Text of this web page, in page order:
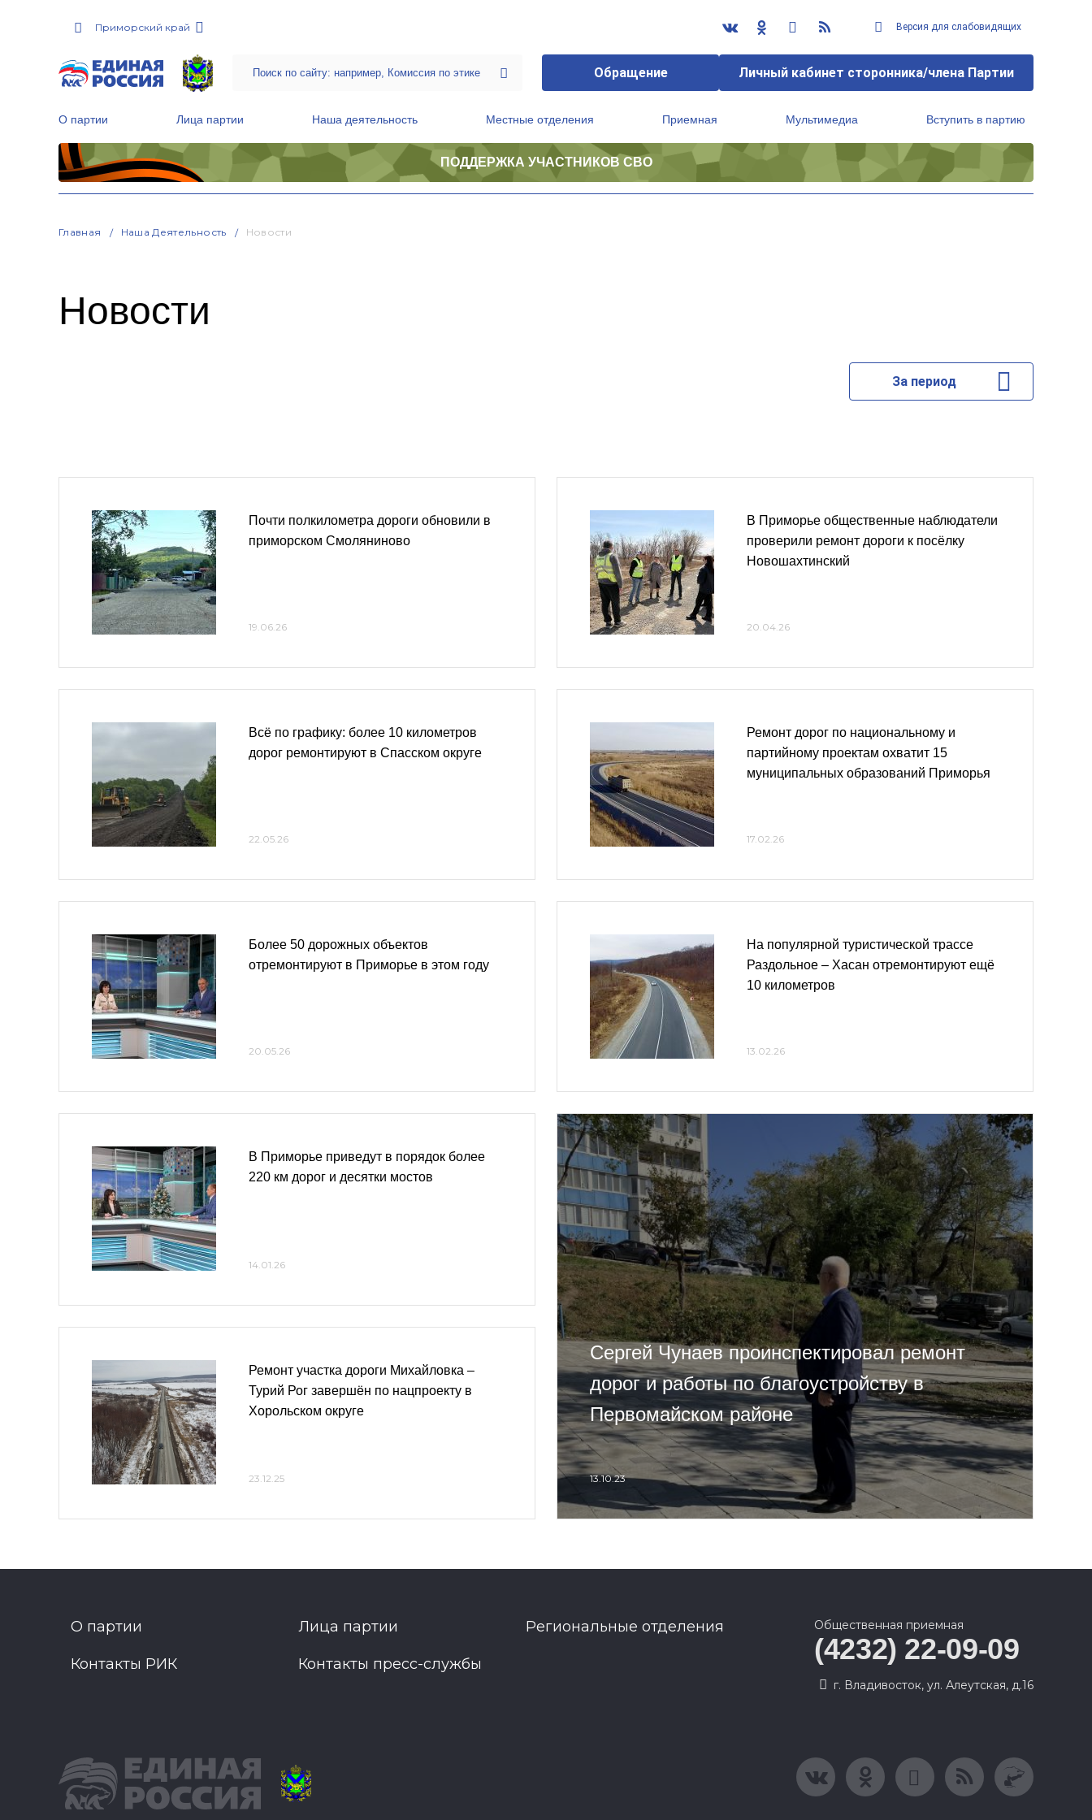
Приморский край Версия для слабовидящих
Обращение Личный кабинет сторонника/члена Партии
О партии Лица партии Наша деятельность Местные отделения Приемная Мультимедиа Вступить в партию
ПОДДЕРЖКА УЧАСТНИКОВ СВО
Главная Наша Деятельность Новости
Новости
За период
Почти полкилометра дороги обновили в
приморском Смоляниново
19.06.26
Всё по графику: более 10 километров
дорог ремонтируют в Спасском округе
22.05.26
Более 50 дорожных объектов
отремонтируют в Приморье в этом году
20.05.26
В Приморье общественные наблюдатели
проверили ремонт дороги к посёлку
Новошахтинский
20.04.26
Ремонт дорог по национальному и
партийному проектам охватит 15
муниципальных образований Приморья
17.02.26
На популярной туристической трассе
Раздольное – Хасан отремонтируют ещё
10 километров
13.02.26
В Приморье приведут в порядок более
220 км дорог и десятки мостов
14.01.26
Ремонт участка дороги Михайловка –
Турий Рог завершён по нацпроекту в
Хорольском округе
23.12.25
Сергей Чунаев проинспектировал ремонт
дорог и работы по благоустройству в
Первомайском районе
13.10.23
О партии Лица партии Региональные отделения
Контакты РИК Контакты пресс-службы
Общественная приемная
(4232) 22-09-09
г. Владивосток, ул. Алеутская, д.16